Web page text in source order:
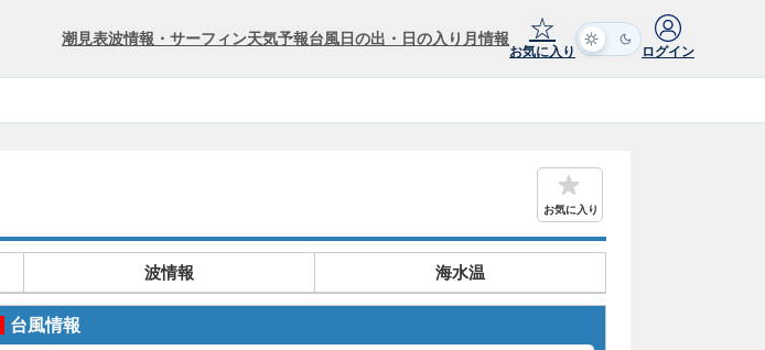
潮見表波情報・サーフィン天気予報台風日の出・日の入り 月情報 ☆
お気に入り ログイン
お気に入り
波情報 海水温
台風情報